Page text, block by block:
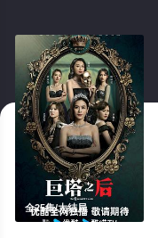
全25集/大结局